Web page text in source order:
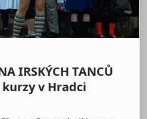
IRSKÝCH TANCŮ
v Hradci